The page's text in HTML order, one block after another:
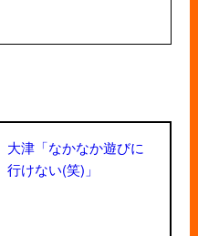
大津「なかなか遊びに
行けない(笑)」